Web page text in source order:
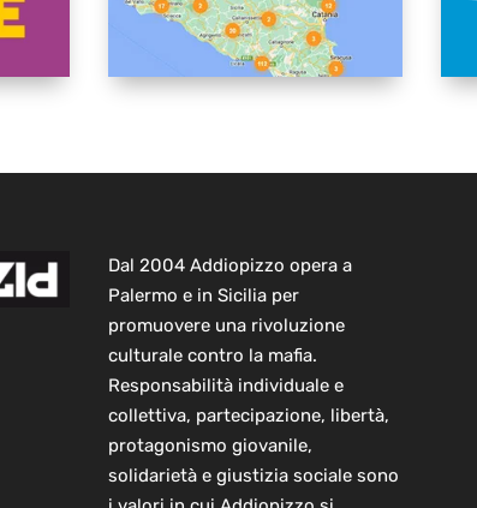
Dal 2004 Addiopizzo opera a
Palermo e in Sicilia per
promuovere una rivoluzione
culturale contro la mafia.
Responsabilità individuale e
collettiva, partecipazione, libertà,
protagonismo giovanile,
solidarietà e giustizia sociale sono